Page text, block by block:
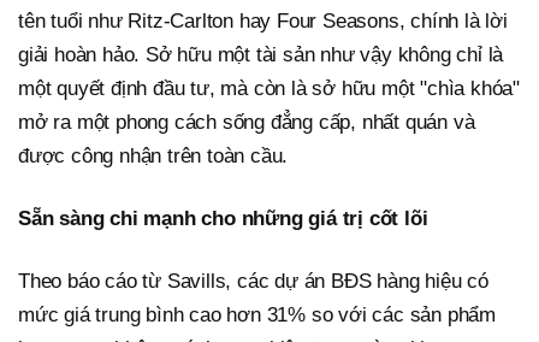
tên tuổi như Ritz-Carlton hay Four Seasons, chính là lời
giải hoàn hảo. Sở hữu một tài sản như vậy không chỉ là
một quyết định đầu tư, mà còn là sở hữu một "chìa khóa"
mở ra một phong cách sống đẳng cấp, nhất quán và
được công nhận trên toàn cầu.
Sẵn sàng chi mạnh cho những giá trị cốt lõi
Theo báo cáo từ Savills, các dự án BĐS hàng hiệu có
mức giá trung bình cao hơn 31% so với các sản phẩm